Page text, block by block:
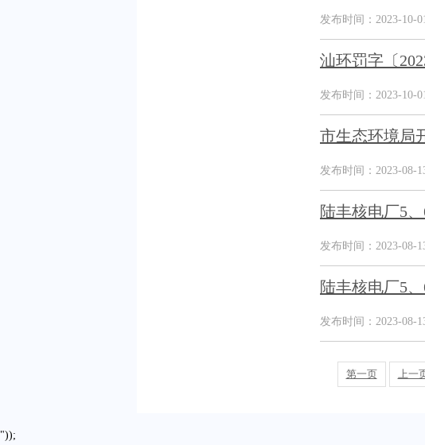
发布时间：2023-10-
汕环罚字〔
发布时间：2023-10-
市生态环境局
发布时间：2023-08-
陆丰核电厂5
发布时间：2023-08-
陆丰核电厂5
发布时间：2023-08-
第一页 上一
"));